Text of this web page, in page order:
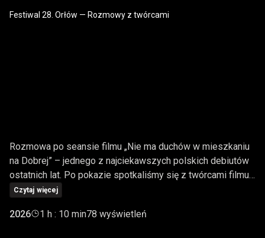
Festiwal 28. Orłów — Rozmowy z twórcami
Rozmowa po seansie filmu „Nie ma duchów w mieszkaniu
na Dobrej” – jednego z najciekawszych polskich debiutów
ostatnich lat. Po pokazie spotkaliśmy się z twórcami filmu.
W rozmowie udział wzięli reżyserka i scenarzystka Emi
dźwiękowczyni Aleksandra Landsman, kompozytorka
Czytaj więcej
2026 1 h : 10 min78 wyświetleń